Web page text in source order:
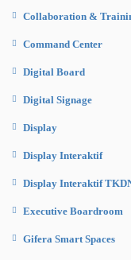
Collaboration &
Command Center
Digital Board
Digital Signage
Display
Display Interaktif
Display Interaktif
Executive Boardroom
Gifera Smart Spaces